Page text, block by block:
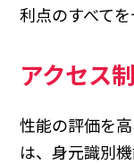
利点のすべてを
アクセス
性能の評価を
は、身元識別